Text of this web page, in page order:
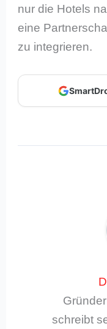
nur die Hotels
eine
zu integrieren.
schreibt